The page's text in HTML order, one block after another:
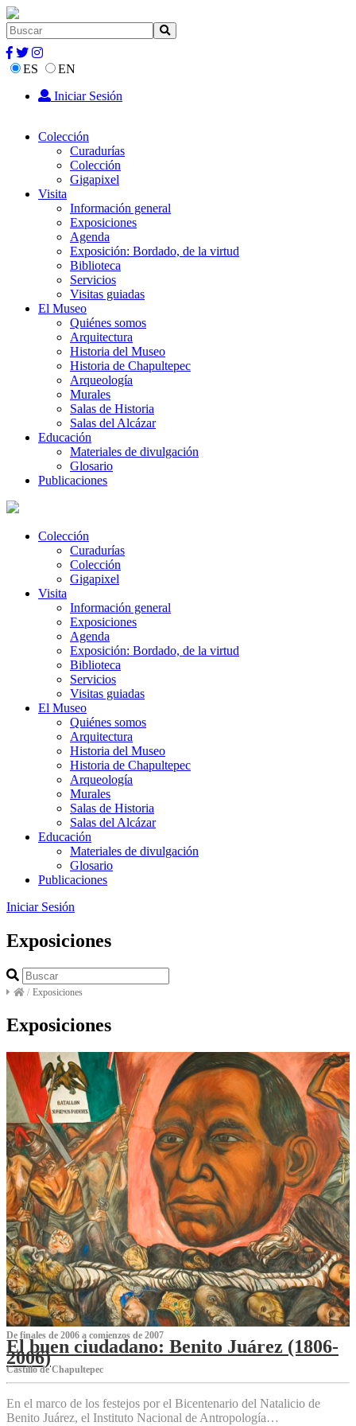
ES
EN
Iniciar Sesión
Colección
Curadurías
Colección
Gigapixel
Visita
Información general
Exposiciones
Agenda
Exposición: Bordado, de la virtud
Biblioteca
Servicios
Visitas guiadas
El Museo
Quiénes somos
Arquitectura
Historia del Museo
Historia de Chapultepec
Arqueología
Murales
Salas de Historia
Salas del Alcázar
Educación
Materiales de divulgación
Glosario
Publicaciones
Colección
Curadurías
Colección
Gigapixel
Visita
Información general
Exposiciones
Agenda
Exposición: Bordado, de la virtud
Biblioteca
Servicios
Visitas guiadas
El Museo
Quiénes somos
Arquitectura
Historia del Museo
Historia de Chapultepec
Arqueología
Murales
Salas de Historia
Salas del Alcázar
Educación
Materiales de divulgación
Glosario
Publicaciones
Iniciar Sesión
Exposiciones
/ Exposiciones
Exposiciones
De finales de 2006 a comienzos de 2007
El buen ciudadano: Benito Juárez (1806-
2006)
Castillo de Chapultepec
En el marco de los festejos por el Bicentenario del Natalicio de
Benito Juárez, el Instituto Nacional de Antropología…